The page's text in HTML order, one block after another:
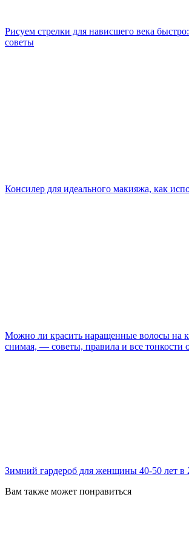
Рисуем стрелки для нависшего века
советы
Консилер для идеального макияжа, как
Можно ли красить наращенные волосы на
снимая, — советы, правила и все тонкости
Зимний гардероб для женщины 40-50 лет в
Вам также может понравиться